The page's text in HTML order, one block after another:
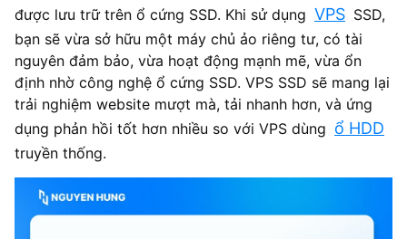
được lưu trữ trên ổ cứng SSD. Khi sử dụng VPS SSD,
bạn sẽ vừa sở hữu một máy chủ ảo riêng tư, có tài
nguyên đảm bảo, vừa hoạt động mạnh mẽ, vừa ổn
định nhờ công nghệ ổ cứng SSD. VPS SSD sẽ mang lại
trải nghiệm website mượt mà, tải nhanh hơn, và ứng
dụng phản hồi tốt hơn nhiều so với VPS dùng ổ HDD
truyền thống.